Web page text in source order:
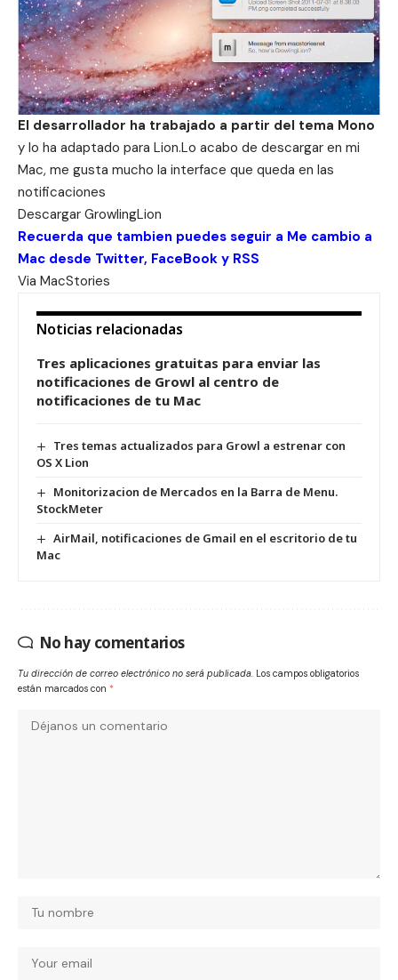
El desarrollador ha trabajado a partir del tema Mono
y lo ha adaptado para Lion.Lo acabo de descargar en mi
Mac, me gusta mucho la interface que queda en las
notificaciones
Descargar GrowlingLion
Recuerda que tambien puedes seguir a Me cambio a
Mac desde Twitter, FaceBook y RSS
Via MacStories
Noticias relacionadas
Tres aplicaciones gratuitas para enviar las
notificaciones de Growl al centro de
notificaciones de tu Mac
Tres temas actualizados para Growl a estrenar con
OS X Lion
Monitorizacion de Mercados en la Barra de Menu.
StockMeter
AirMail, notificaciones de Gmail en el escritorio de tu
Mac
No hay comentarios
Tu dirección de correo electrónico no será publicada. Los campos obligatorios
están marcados con *